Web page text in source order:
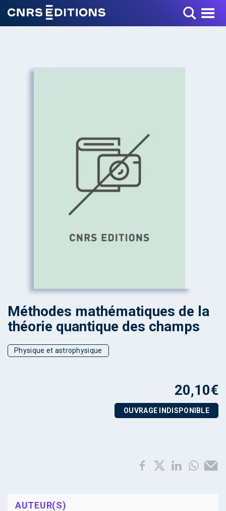
Toggle Menu
Méthodes mathématiques de la
théorie quantique des champs
Physique et astrophysique
20,10€
OUVRAGE INDISPONIBLE
AUTEUR(S)